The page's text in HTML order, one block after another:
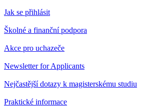
Jak se přihlásit
Školné a finanční podpora
Akce pro uchazeče
Newsletter for Applicants
Nejčastější dotazy k magisterskému studiu
Praktické informace